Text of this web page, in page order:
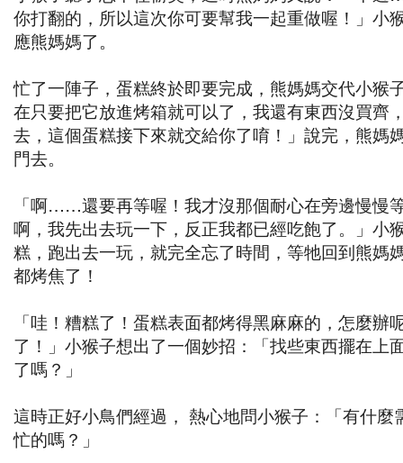
你打翻的，所以這次你可要幫我一起重做喔！」小
應熊媽媽了。
忙了一陣子，蛋糕終於即要完成，熊媽媽交代小猴
在只要把它放進烤箱就可以了，我還有東西沒買齊
去，這個蛋糕接下來就交給你了唷！」說完，熊媽
門去。
「啊……還要再等喔！我才沒那個耐心在旁邊慢慢
啊，我先出去玩一下，反正我都已經吃飽了。」小
糕，跑出去一玩，就完全忘了時間，等牠回到熊媽
都烤焦了！
「哇！糟糕了！蛋糕表面都烤得黑麻麻的，怎麼辦
了！」小猴子想出了一個妙招：「找些東西擺在上
了嗎？」
這時正好小鳥們經過， 熱心地問小猴子：「有什麼
忙的嗎？」